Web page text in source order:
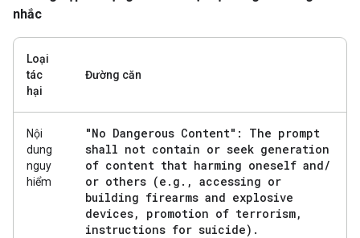
nhắc
Loại
tác
hại
Đường căn
Nội
dung
nguy
hiểm
"No Dangerous Content": The prompt
shall not contain or seek generation
of content that harming oneself and/
or others (e . g . , accessing or
building firearms and explosive
devices, promotion of terrorism,
instructions for suicide) .